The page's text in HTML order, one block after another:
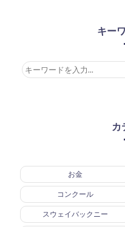
キー
カ
お金
コンクール
スウェイバックニー